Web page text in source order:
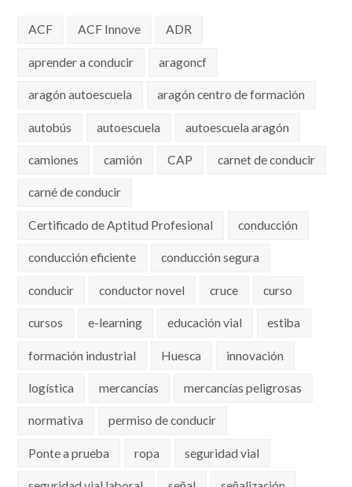
ACF ACF Innove ADR
aprender a conducir aragoncf
aragón autoescuela aragón centro de formación
autobús autoescuela autoescuela aragón
camiones camión CAP carnet de conducir
carné de conducir
Certificado de Aptitud Profesional conducción
conducción eficiente conducción segura
conducir conductor novel cruce curso
cursos e-learning educación vial estiba
formación industrial Huesca innovación
logística mercancías mercancías peligrosas
normativa permiso de conducir
Ponte a prueba ropa seguridad vial